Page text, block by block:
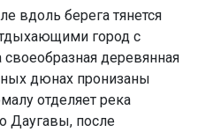
вдоль берега тянется
город с
деревянная
дюнах пронизаны
отделяет река
Даугавы, после